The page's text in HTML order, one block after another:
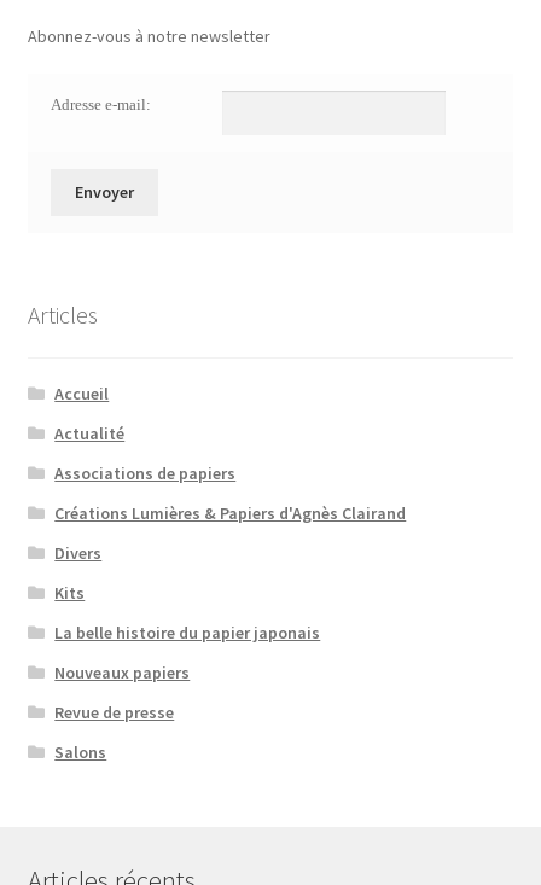
Abonnez-vous à notre newsletter
Adresse e-mail:
Articles
Accueil
Actualité
Associations de papiers
Créations Lumières & Papiers d'Agnès Clairand
Divers
Kits
La belle histoire du papier japonais
Nouveaux papiers
Revue de presse
Salons